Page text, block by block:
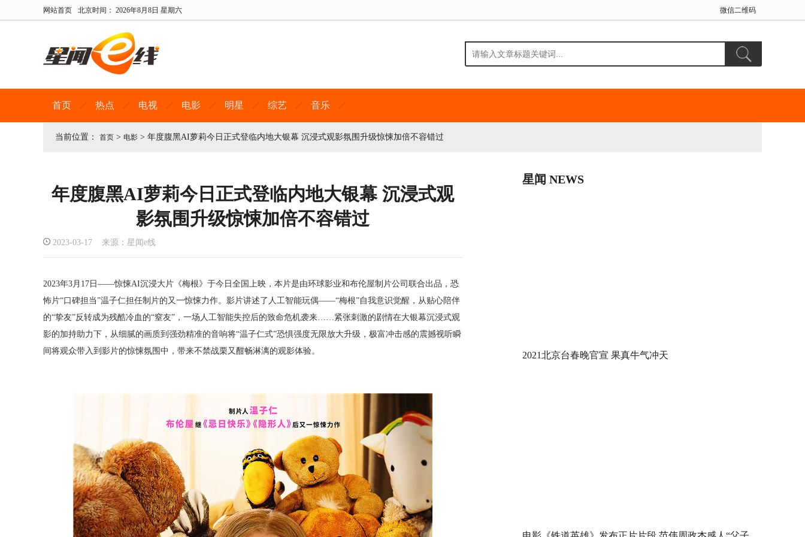
网站首页 北京时间： 2026年8月8日 星期六 微信二维码
首页 热点 电视 电影 明星 综艺 音乐
当前位置： 首页 > 电影 > 年度腹黑AI萝莉今日正式登临内地大银幕 沉浸式观影氛围升级惊悚加倍不容错过
年度腹黑AI萝莉今日正式登临内地大银幕 沉浸式观
影氛围升级惊悚加倍不容错过
2023-03-17 来源：星闻e线
2023年3月 17 日 ——惊悚AI沉浸大片《梅根》于今日全国上映，本片是由环球影业和布伦屋制片公司联合出品，恐
怖片“口碑担当”温子仁担任制片的又一惊悚力作。影片讲述了人工智能玩偶——“梅根”自我意识觉醒，从贴心陪伴
的“挚友”反转成为残酷冷血的“窒友”，一场人工智能失控后的致命危机袭来……紧张刺激的剧情在大银幕沉浸式观
影的加持助力下，从细腻的画质到强劲精准的音响将“温子仁式”恐惧强度无限放大升级 ，极富冲击感的震撼视听瞬
间将观众带入到影片的惊悚氛围中，带来不禁战栗又酣畅淋漓的观影体验。
星闻 NEWS
2021北京台春晚官宣 果真牛气冲天